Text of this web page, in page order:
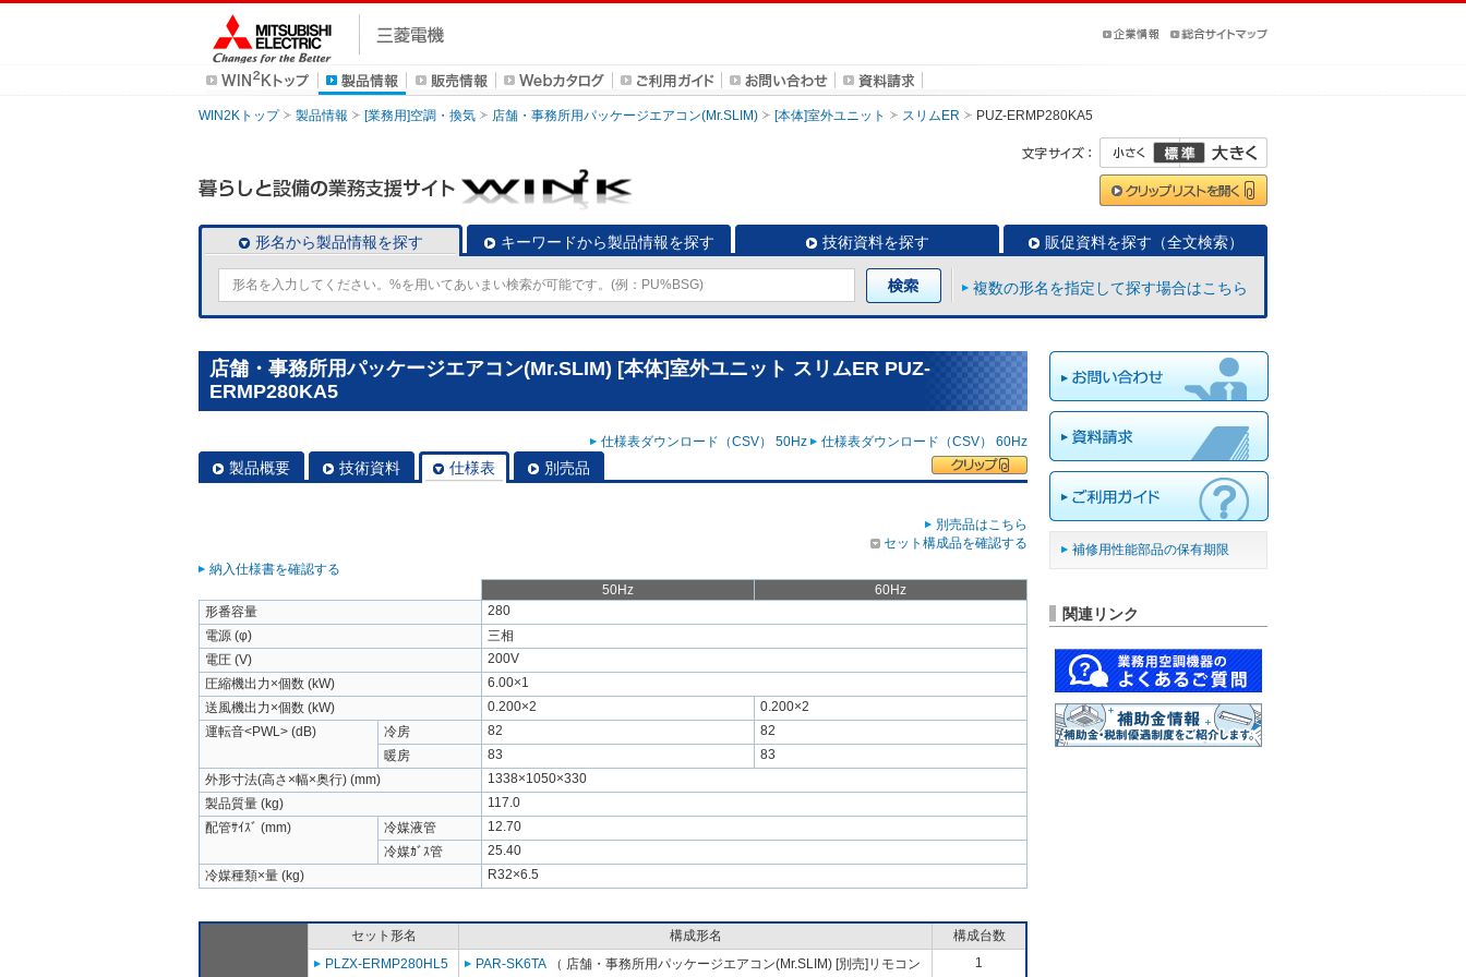
WIN2Kトップ 製品情報 [業務用]空調・換気 店舗・事務所用パッケージエアコン(Mr.SLIM) [本体]室外ユニット スリムER PUZ-ERMP280KA5
形名から製品情報を探す キーワードから製品情報を探す 技術資料を探す 販促資料を探す（全文検索）
複数の形名を指定して探す場合はこちら
店舗・事務所用パッケージエアコン(Mr.SLIM) [本体]室外ユニット スリムER PUZ-
ERMP280KA5
仕様表ダウンロード（CSV） 50Hz 仕様表ダウンロード（CSV） 60Hz
製品概要 技術資料 仕様表 別売品
別売品はこちら
セット構成品を確認する
納入仕様書を確認する
50Hz
60Hz
形番容量
280
電源 (φ)
三相
電圧 (V)
200V
圧縮機出力×個数 (kW)
6.00×1
送風機出力×個数 (kW)
0.200×2
0.200×2
運転音<PWL> (dB)
冷房 82
82
暖房
83
83
外形寸法(高さ×幅×奥行) (mm)
1338×1050×330
製品質量 (kg)
117.0
配管ｻｲｽﾞ (mm)
冷媒液管
12.70
冷媒ｶﾞｽ管
25.40
冷媒種類×量 (kg)
R32×6.5
セット形名 構成形名
構成台数
PLZX-ERMP280HL5
PAR-SK6TA （ 店舗・事務所用パッケージエアコン(Mr.SLIM) [別売]リモコン
1
補修用性能部品の保有期限
関連リンク